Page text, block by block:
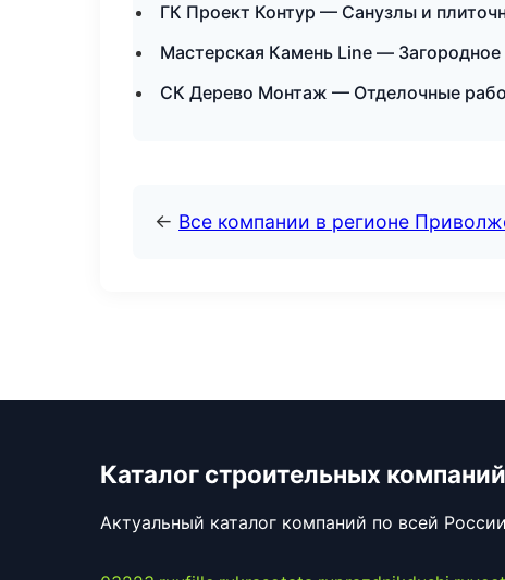
ГК Проект Контур — Санузлы и
Мастерская Камень Line —
СК Дерево Монтаж — Отделочные
← Все компании в регионе
Каталог строительных компаний
Актуальный каталог компаний по всей России